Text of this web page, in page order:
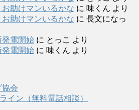
助けマンいるかな に 味くん より
助けマンいるかな に 長文になっ
発電開始 に とっこ より
発電開始 に 味くん より
協会
イン（無料電話相談）